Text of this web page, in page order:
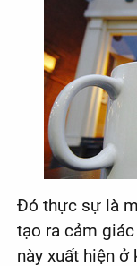
Đó thực sự là
tạo ra cảm
này xuất hiện